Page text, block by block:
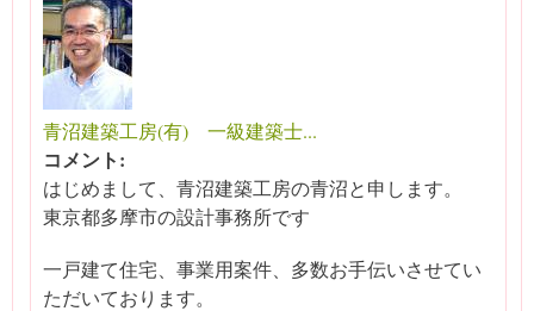
青沼建築工房(有) 一級建築士...
コメント:
はじめまして、青沼建築工房の青沼と申します。
東京都多摩市の設計事務所です
一戸建て住宅、事業用案件、多数お手伝いさせてい
ただいております。